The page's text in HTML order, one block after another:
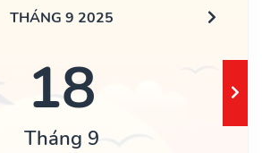
THÁNG 9 2025
18
Tháng 9